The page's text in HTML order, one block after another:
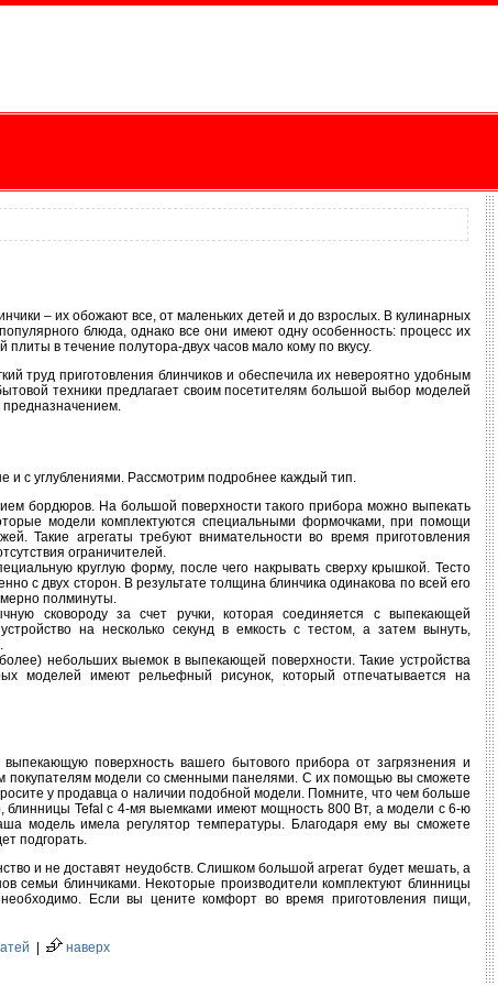
– их обожают все, от маленьких детей и до взрослых. В кулинарных
блюда, однако все они имеют одну особенность: процесс их
в течение полутора-двух часов мало кому по вкусу.
труд приготовления блинчиков и обеспечила их невероятно удобным
техники предлагает своим посетителям большой выбор моделей
и с углублениями. Рассмотрим подробнее каждый тип.
бордюров. На большой поверхности такого прибора можно выпекать
модели комплектуются специальными формочками, при помощи
Такие агрегаты требуют внимательности во время приготовления
ограничителей.
круглую форму, после чего накрывать сверху крышкой. Тесто
с двух сторон. В результате толщина блинчика одинакова по всей его
полминуты.
сковороду за счет ручки, которая соединяется с выпекающей
на несколько секунд в емкость с тестом, а затем вынуть,
небольших выемок в выпекающей поверхности. Такие устройства
моделей имеют рельефный рисунок, который отпечатывается на
поверхность вашего бытового прибора от загрязнения и
покупателям модели со сменными панелями. С их помощью вы сможете
у продавца о наличии подобной модели. Помните, что чем больше
Tefal с 4-мя выемками имеют мощность 800 Вт, а модели с 6-ю
модель имела регулятор температуры. Благодаря ему вы сможете
подгорать.
и не доставят неудобств. Слишком большой агрегат будет мешать, а
семьи блинчиками. Некоторые производители комплектуют блинницы
Если вы цените комфорт во время приготовления пищи,
наверх